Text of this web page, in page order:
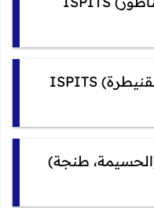
معهد الرباط و ملحقته (القنيطرة) ISPITS
طنجة)